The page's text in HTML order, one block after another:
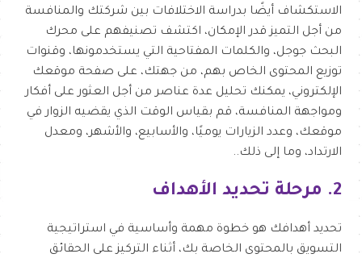
الاستكشاف أيضًا بدراسة الاختلافات بين شركتك والمنافسة
من أجل التميز قدر الإمكان، اكتشف تصنيفهم على محرك
البحث جوجل، والكلمات المفتاحية التي يستخدمونها، وقنوات
توزيع المحتوى الخاص بهم، من جهتك، على صفحة موقعك
الإلكتروني، يمكنك تحليل عدة عناصر من أجل العثور على أفكار
ومواجهة المنافسة، قم بقياس الوقت الذي يقضيه الزوار في
موقعك، وعدد الزيارات يوميًا، والأسابيع، والأشهر، ومعدل
الارتداد، وما إلى ذلك..
2. مرحلة تحديد الأهداف
تحديد أهدافك هو خطوة مهمة وأساسية في استراتيجية
التسويق بالمحتوى الخاصة بك، أثناء التركيز على الحقائق